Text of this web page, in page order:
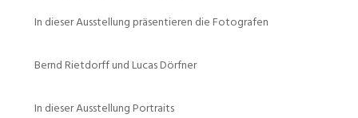
In dieser Ausstellung präsentieren die Fotografen
Bernd Rietdorff und Lucas Dörfner
In dieser Ausstellung Portraits